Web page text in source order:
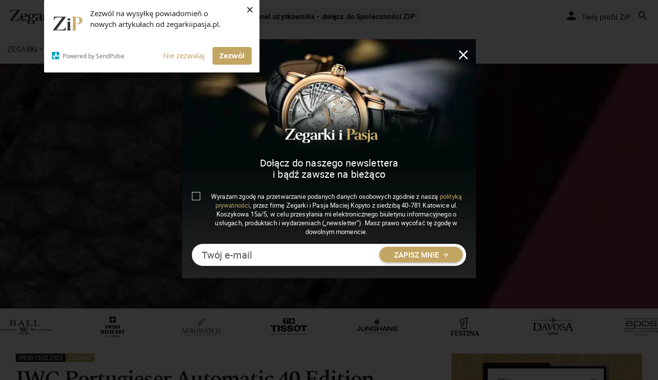
Zezwól na wysyłkę powiadomień o
nowych artykułach od zegarkiipasja.pl.
Powered by SendPulse Nie zezwalaj Zezwól
× Nakręcamy pozytywnie... cały czas! Twój profil ZiP
ZEGARKI MAGAZYN ZEGARKI I PASJA
09:00 15.02.2023 ZEGARKI
Dołącz do naszego newslettera
i bądź zawsze na bieżąco
Wyrażam zgodę na przetwarzanie podanych danych osobowych zgodnie z naszą polityką
prywatności, przez firmę Zegarki i Pasja Maciej Kopyto z siedzibą 40-781 Katowice ul.
Koszykowa 15a/5, w celu przesyłania mi elektronicznego biuletynu informacyjnego o
usługach, produktach i wydarzeniach („newsletter”). Masz prawo wycofać tę zgodę w
dowolnym momencie.
ZAPISZ MNIE